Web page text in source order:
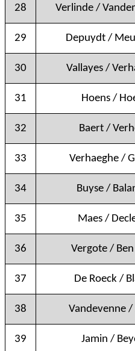
28 Verlinde /
29 Depuydt /
30 Vallayes /
31 Hoens /
32 Baert /
33 Verhaeghe /
34 Buyse /
35 Maes /
36 Vergote / Ben
37 De Roeck /
38 Vandevenne /
39 Jamin /